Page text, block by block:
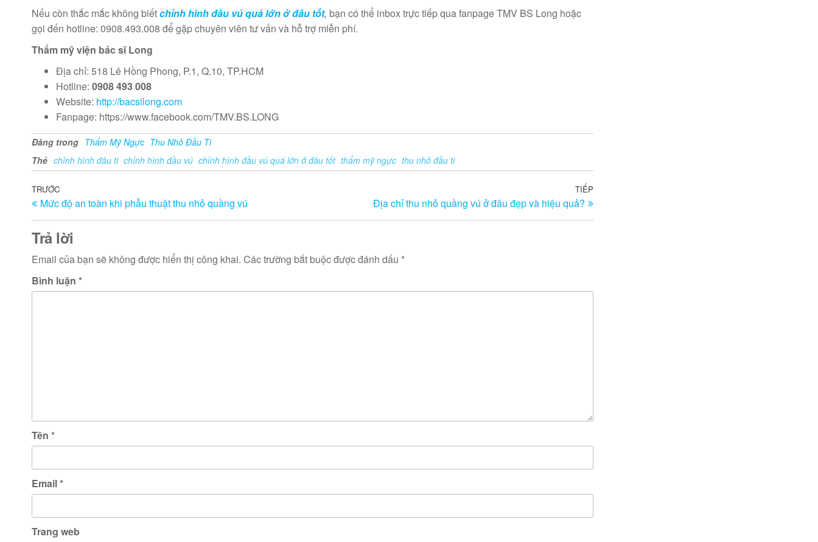
Nếu còn thắc mắc không biếtchỉnh hình đầu vú quá lớn ở đâu tốt, bạn có thể inbox trực tiếp qua fanpage TMV BS Long hoặc
gọi đến hotline: 0908.493.008 để gặp chuyên viên tư vấn và hỗ trợ miễn phí.
Thẩm mỹ viện bác sĩ Long
Địa chỉ: 518 Lê Hồng Phong, P.1, Q.10, TP.HCM
Hotline: 0908 493 008
Website: http://bacsilong.com
Fanpage: https://www.facebook.com/TMV.BS.LONG
Đăng trong Thẩm Mỹ Ngực Thu Nhỏ Đầu Ti
Thẻ chỉnh hình đâu ti chỉnh hình đầu vú chỉnh hình đầu vú quá lớn ở đâu tốt thẩm mỹ ngực thu nhỏ đầu ti
Điều
hướng
bài
viết
Bài
trước
TRƯỚC
Mức độ an toàn khi phẫu thuật thu nhỏ quầng vú
Bài
tiếp
theo
TIẾP
Địa chỉ thu nhỏ quầng vú ở đâu đẹp và hiệu quả?
Trả lời
Email của bạn sẽ không được hiển thị công khai. Các trường bắt buộc được đánh dấu *
Bình luận *
Tên *
Email*
Trang web